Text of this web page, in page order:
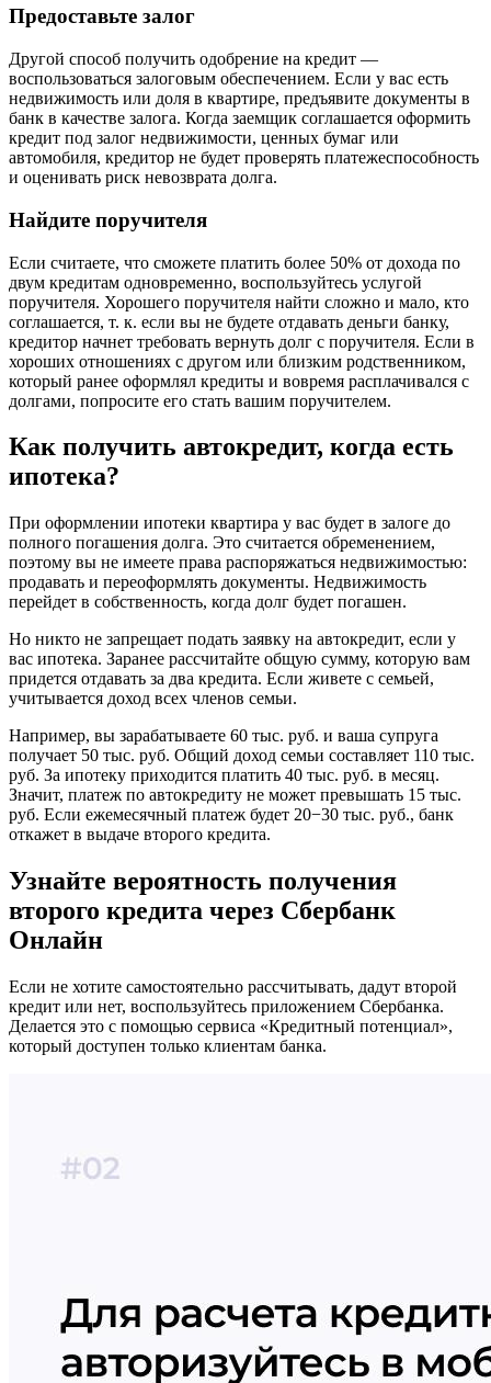
Предоставьте залог
Другой способ получить одобрение на кредит —
воспользоваться залоговым обеспечением. Если у вас есть
недвижимость или доля в квартире, предъявите документы в
банк в качестве залога. Когда заемщик соглашается оформить
кредит под залог недвижимости, ценных бумаг или
автомобиля, кредитор не будет проверять платежеспособность
и оценивать риск невозврата долга.
Найдите поручителя
Если считаете, что сможете платить более 50% от дохода по
двум кредитам одновременно, воспользуйтесь услугой
поручителя. Хорошего поручителя найти сложно и мало, кто
соглашается, т. к. если вы не будете отдавать деньги банку,
кредитор начнет требовать вернуть долг с поручителя. Если в
хороших отношениях с другом или близким родственником,
который ранее оформлял кредиты и вовремя расплачивался с
долгами, попросите его стать вашим поручителем.
Как получить автокредит, когда есть
ипотека?
При оформлении ипотеки квартира у вас будет в залоге до
полного погашения долга. Это считается обременением,
поэтому вы не имеете права распоряжаться недвижимостью:
продавать и переоформлять документы. Недвижимость
перейдет в собственность, когда долг будет погашен.
Но никто не запрещает подать заявку на автокредит, если у
вас ипотека. Заранее рассчитайте общую сумму, которую вам
придется отдавать за два кредита. Если живете с семьей,
учитывается доход всех членов семьи.
Например, вы зарабатываете 60 тыс. руб. и ваша супруга
получает 50 тыс. руб. Общий доход семьи составляет 110 тыс.
руб. За ипотеку приходится платить 40 тыс. руб. в месяц.
Значит, платеж по автокредиту не может превышать 15 тыс.
руб. Если ежемесячный платеж будет 20−30 тыс. руб., банк
откажет в выдаче второго кредита.
Узнайте вероятность получения
второго кредита через Сбербанк
Онлайн
Если не хотите самостоятельно рассчитывать, дадут второй
кредит или нет, воспользуйтесь приложением Сбербанка.
Делается это с помощью сервиса «Кредитный потенциал»,
который доступен только клиентам банка.